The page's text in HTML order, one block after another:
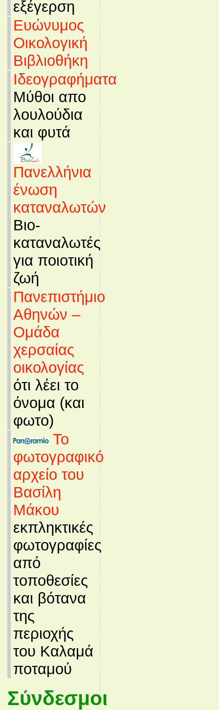
εξέγερση
Ευώνυμος
Οικολογική
Βιβλιοθήκη
Ιδεογραφήματα
Μύθοι απο
λουλούδια
και φυτά
Πανελλήνια
ένωση
καταναλωτών
Βιο-
καταναλωτές
για ποιοτική
ζωή
Πανεπιστήμιο
Αθηνών –
Ομάδα
χερσαίας
οικολογίας
ότι λέει το
όνομα (και
φωτο)
Το
φωτογραφικό
αρχείο του
Βασίλη
Μάκου
εκπληκτικές
φωτογραφίες
από
τοποθεσίες
και βότανα
της
περιοχής
του Καλαμά
ποταμού
Σύνδεσμοι